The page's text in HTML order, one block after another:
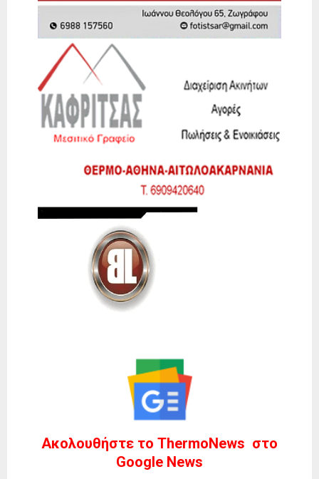
Ακολουθήστε το ThermoNews στο
Google News